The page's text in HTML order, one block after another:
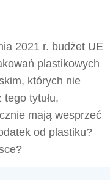
2021 r. budżet UE
plastikowych
których nie
tytułu,
mają wesprzeć
od plastiku?